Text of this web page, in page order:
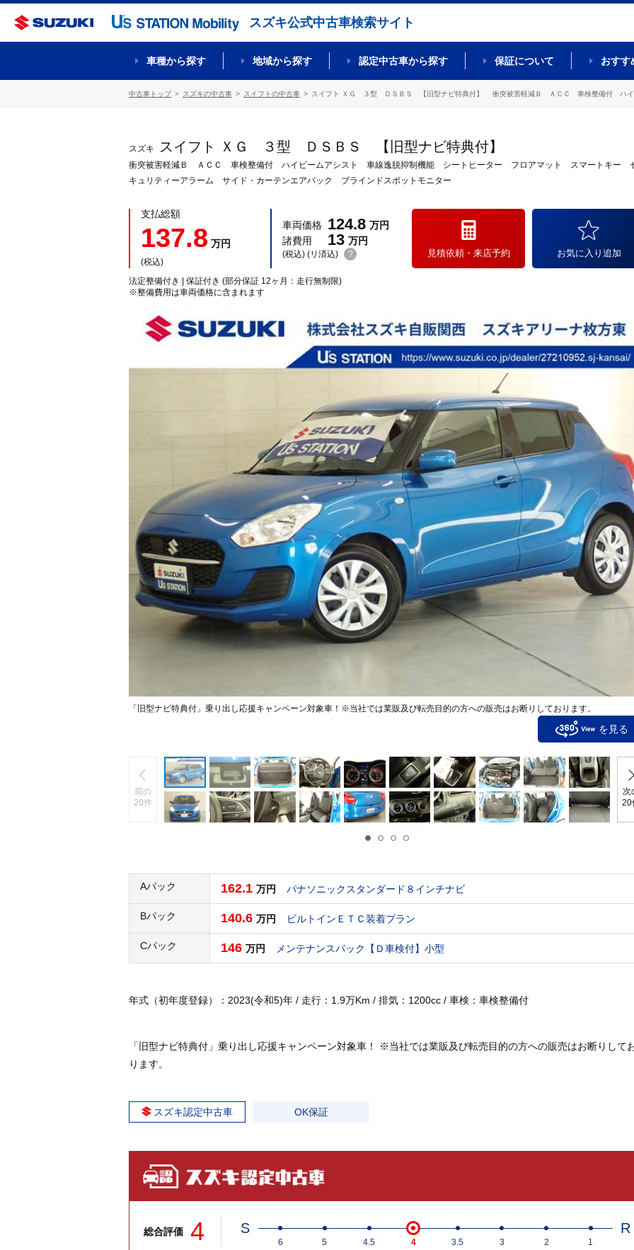
スズキ公式中古車検索サイト
車種から探す 地域から探す 認定中古車から探す 保証について おすす
中古車トップ スズキの中古車 スイフトの中古車 スイフト ＸＧ ３型 ＤＳＢＳ 【旧型ナビ特典付】 衝突被害軽減Ｂ ＡＣＣ 車検整備付 ハイ
スズキ スイフト ＸＧ ３型 ＤＳＢＳ 【旧型ナビ特典付】
衝突被害軽減Ｂ ＡＣＣ 車検整備付 ハイビームアシスト 車線逸脱抑制機能 シートヒーター フロアマット スマートキー
キュリティーアラーム サイド・カーテンエアバック ブラインドスポットモニター
支払総額
137.8 万円
(税込)
車両価格 124.8 万円
諸費用
13 万円
(税込) (リ済込) ?
法定整備付き | 保証付き (部分保証 12ヶ月：走行無制限)
※整備費用は車両価格に含まれます
見積依頼・来店予約 お気に入り追加
「旧型ナビ特典付」乗り出し応援キャンペーン対象車！※当社では業販及び転売目的の方への販売はお断りしております。
を見る
前の
20件
次
20
Aパック 162.1 万円 パナソニックスタンダード８インチナビ
Bパック 140.6 万円 ビルトインＥＴＣ装着プラン
Cパック 146 万円 メンテナンスパック【Ｄ車検付】小型
年式（初年度登録）：2023(令和5)年 / 走行：1.9万Km / 排気：1200cc / 車検：車検整備付
「旧型ナビ特典付」乗り出し応援キャンペーン対象車！ ※当社では業販及び転売目的の方への販売はお断りして
ります。
スズキ認定中古車 OK保証
総合評価 4 S R
6 5 4.5 4 3.5 3 2 1